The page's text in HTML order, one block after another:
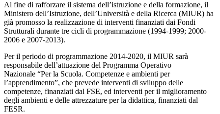
Al fine di rafforzare il sistema dell’istruzione e della formazione, il
Ministero dell’Istruzione, dell’Università e della Ricerca (MIUR) ha
già promosso la realizzazione di interventi finanziati dai Fondi
Strutturali durante tre cicli di programmazione (1994-1999; 2000-
2006 e 2007-2013).
Per il periodo di programmazione 2014-2020, il MIUR sarà
responsabile dell’attuazione del Programma Operativo
Nazionale “Per la Scuola. Competenze e ambienti per
l’apprendimento”, che prevede interventi di sviluppo delle
competenze, finanziati dal FSE, ed interventi per il miglioramento
degli ambienti e delle attrezzature per la didattica, finanziati dal
FESR.